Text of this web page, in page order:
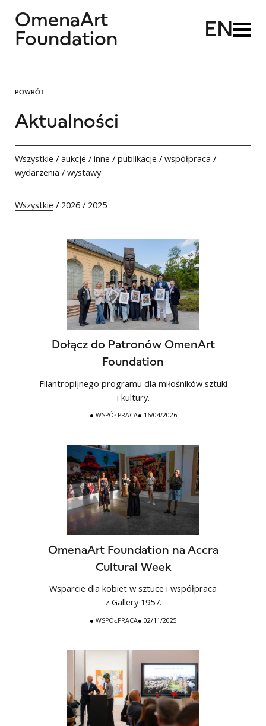
OmenaArt
Foundation
EN
POWRÓT
Aktualności
Wszystkie / aukcje / inne / publikacje / współpraca /
wydarzenia / wystawy
Wszystkie / 2026/ 2025
Dołącz do Patronów OmenArt
Foundation
Filantropijnego programu dla miłośników sztuki
i kultury.
● WSPÓŁPRACA● 16/04/2026
OmenaArt Foundation na Accra
Cultural Week
Wsparcie dla kobiet w sztuce i współpraca
z Gallery 1957.
● WSPÓŁPRACA● 02/11/2025